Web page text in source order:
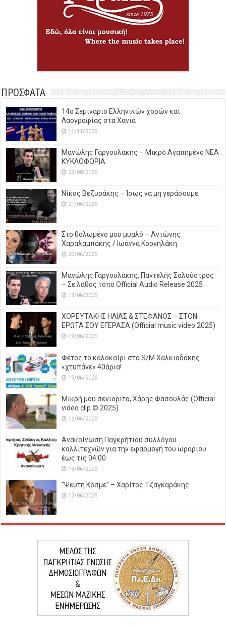
ΠΡΟΣΦΑΤΑ
14o Σεμινάριο Ελληνικών χορών και
Λαογραφίας στα Χανιά
11/11/2025
Μανώλης Γαργουλάκης – Μικρό Αγαπημένο NEΑ
ΚΥΚΛΟΦΟΡΙΑ
23/08/2025
Νίκος Βεζυράκης – Ίσως να μη γεράσουμε
21/06/2025
Στο θολωμένο μου μυαλό – Αντώνης
Χαραλαμπάκης / Ιωάννα Κορνηλάκη.
20/06/2025
Μανώλης Γαργουλάκης, Παντελής Σαλούστρος
– Σε λάθος τόπο Official Audio Release 2025
19/06/2025
ΧΟΡΕΥΤΑΚΗΣ ΗΛΙΑΣ & ΣΤΕΦΑΝΟΣ – ΣΤΟΝ
ΕΡΩΤΑ ΣΟΥ ΕΓΕΡΑΣΑ (Official music video 2025)
19/06/2025
Φέτος το καλοκαίρι στα S/M Χαλκιαδάκης
«χτυπάνε» 40άρια!
19/06/2025
Μικρή μου σενιορίτα, Χάρης Φασουλάς (Official
video clip © 2025)
16/06/2025
Ανακοίνωση Παγκρήτιου συλλόγου
καλλιτεχνών για την εφαρμογή του ωραρίου
έως τις 04:00
13/06/2025
‘’Ψεύτη Κόσμε’’ – Χαρίτος Τζαγκαράκης
12/06/2025